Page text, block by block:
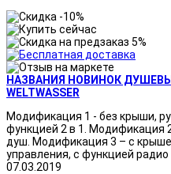
НАЗВАНИЯ НОВИНОК
WELTWASSER
Модификация 1 - без крыши,
функцией 2 в 1. Модификация
душ. Модификация 3 – с
управления, с функцией радио
07.03.2019